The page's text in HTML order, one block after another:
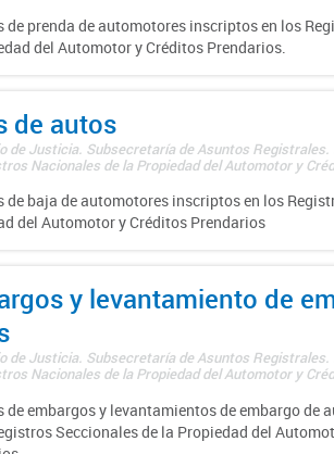
de prenda de automotores inscriptos en los
del Automotor y Créditos Prendarios.
de autos
de Justicia. Subsecretaría de Asuntos Registrales.
Nacionales de la Propiedad del Automotor y
de baja de automotores inscriptos en los
del Automotor y Créditos Prendarios
y levantamiento de
de Justicia. Subsecretaría de Asuntos Registrales.
Nacionales de la Propiedad del Automotor y
de embargos y levantamientos de embargo de
Seccionales de la Propiedad del